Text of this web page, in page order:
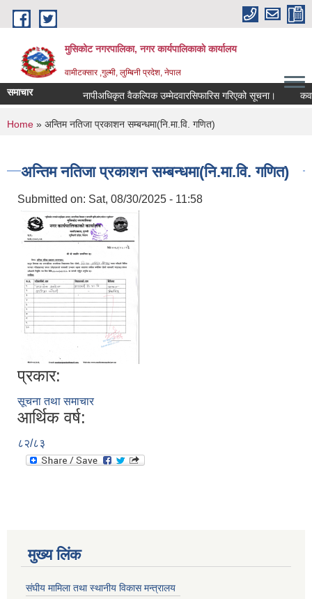
Skip to main content
मुसिकोट नगरपालिका, नगर कार्यपालिकाकाे कार्यालय
वामीटक्सार ,गुल्मी, लुम्बिनी प्रदेश, नेपाल
समाचार नापीअधिकृत वैकल्पिक उम्मेदवारसिफारिस गरिएको सूचना। कवाडी
You are here
Home » अन्तिम नतिजा प्रकाशन सम्बन्धमा(नि.मा.वि. गणित)
अन्तिम नतिजा प्रकाशन सम्बन्धमा(नि.मा.वि. गणित)
Submitted on: Sat, 08/30/2025 - 11:58
प्रकार:
सूचना तथा समाचार
आर्थिक वर्ष:
८२/८३
मुख्य लिंक
संघीय मामिला तथा स्थानीय विकास मन्त्रालय